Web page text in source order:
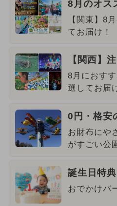
8月のオス
【関東】8
てお届け！
【関西】
8月におす
選してお届
0円・格安
お財布にや
がすごい公
誕生日特
おでかけバ